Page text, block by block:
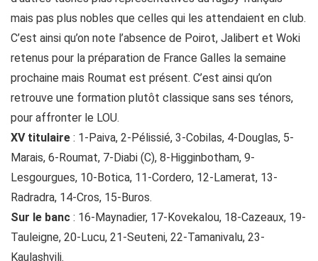
mais pas plus nobles que celles qui les attendaient en club.
C’est ainsi qu’on note l’absence de Poirot, Jalibert et Woki
retenus pour la préparation de France Galles la semaine
prochaine mais Roumat est présent. C’est ainsi qu’on
retrouve une formation plutôt classique sans ses ténors,
pour affronter le LOU.
XV titulaire : 1-Paiva, 2-Pélissié, 3-Cobilas, 4-Douglas, 5-
Marais, 6-Roumat, 7-Diabi (C), 8-Higginbotham, 9-
Lesgourgues, 10-Botica, 11-Cordero, 12-Lamerat, 13-
Radradra, 14-Cros, 15-Buros.
Sur le banc : 16-Maynadier, 17-Kovekalou, 18-Cazeaux, 19-
Tauleigne, 20-Lucu, 21-Seuteni, 22-Tamanivalu, 23-
Kaulashvili.